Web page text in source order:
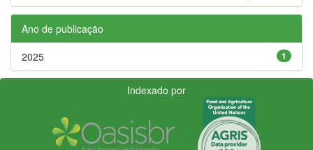
Ano de publicação
1
2025
Indexado por